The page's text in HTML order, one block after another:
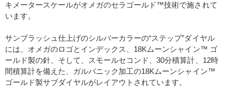
キメータースケールがオメガのセラゴールド™技術で施されて
います。
サンブラッシュ仕上げのシルバーカラーの“ステップ”ダイヤル
には、オメガのロゴとインデックス、18Kムーンシャイン™ ゴ
ールド製の針、そして、スモールセコンド、30分積算計、12時
間積算計を備えた、ガルバニック加工の18Kムーンシャイン™
ゴールド製サブダイヤルがレイアウトされています。